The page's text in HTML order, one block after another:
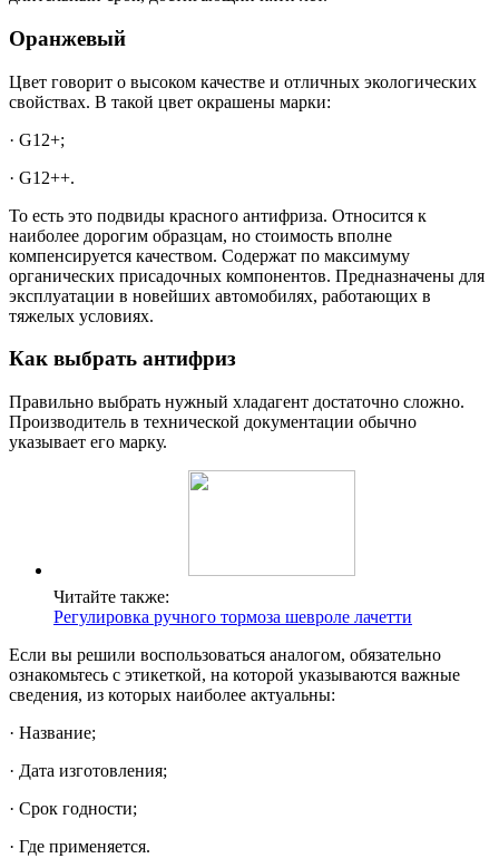
Оранжевый
Цвет говорит о высоком качестве и отличных экологических
свойствах. В такой цвет окрашены марки:
· G12+;
· G12++.
То есть это подвиды красного антифриза. Относится к
наиболее дорогим образцам, но стоимость вполне
компенсируется качеством. Содержат по максимуму
органических присадочных компонентов. Предназначены для
эксплуатации в новейших автомобилях, работающих в
тяжелых условиях.
Как выбрать антифриз
Правильно выбрать нужный хладагент достаточно сложно.
Производитель в технической документации обычно
указывает его марку.
Читайте также:
Регулировка ручного тормоза шевроле лачетти
Если вы решили воспользоваться аналогом, обязательно
ознакомьтесь с этикеткой, на которой указываются важные
сведения, из которых наиболее актуальны:
· Название;
· Дата изготовления;
· Срок годности;
· Где применяется.